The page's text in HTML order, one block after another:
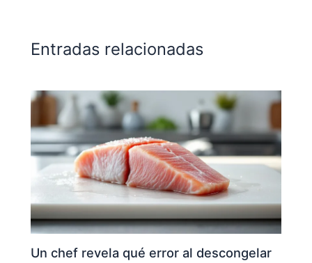
Entradas relacionadas
Un chef revela qué error al descongelar